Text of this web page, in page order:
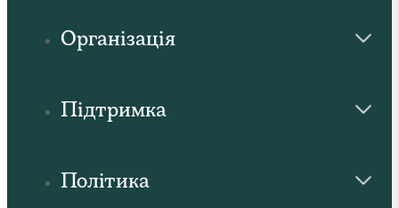
Організація
Підтримка
Політика